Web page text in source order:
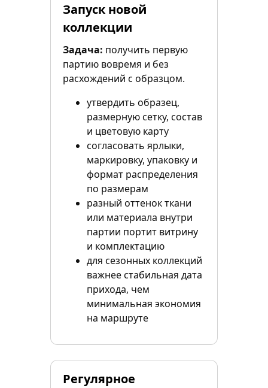
Запуск новой
коллекции
Задача: получить первую
партию вовремя и без
расхождений с образцом.
утвердить образец,
размерную сетку, состав
и цветовую карту
согласовать ярлыки,
маркировку, упаковку и
формат распределения
по размерам
разный оттенок ткани
или материала внутри
партии портит витрину
и комплектацию
для сезонных коллекций
важнее стабильная дата
прихода, чем
минимальная экономия
на маршруте
Регулярное